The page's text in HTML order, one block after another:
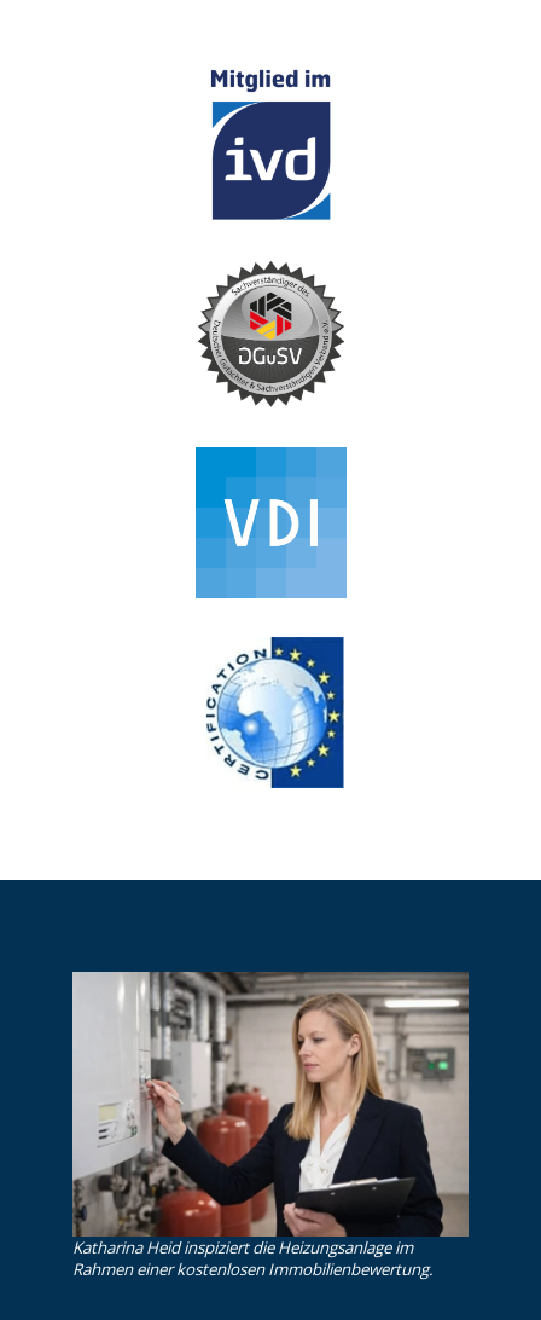
Katharina Heid inspiziert die Heizungsanlage im
Rahmen einer kostenlosen Im­mo­bi­li­en­be­wer­tung.